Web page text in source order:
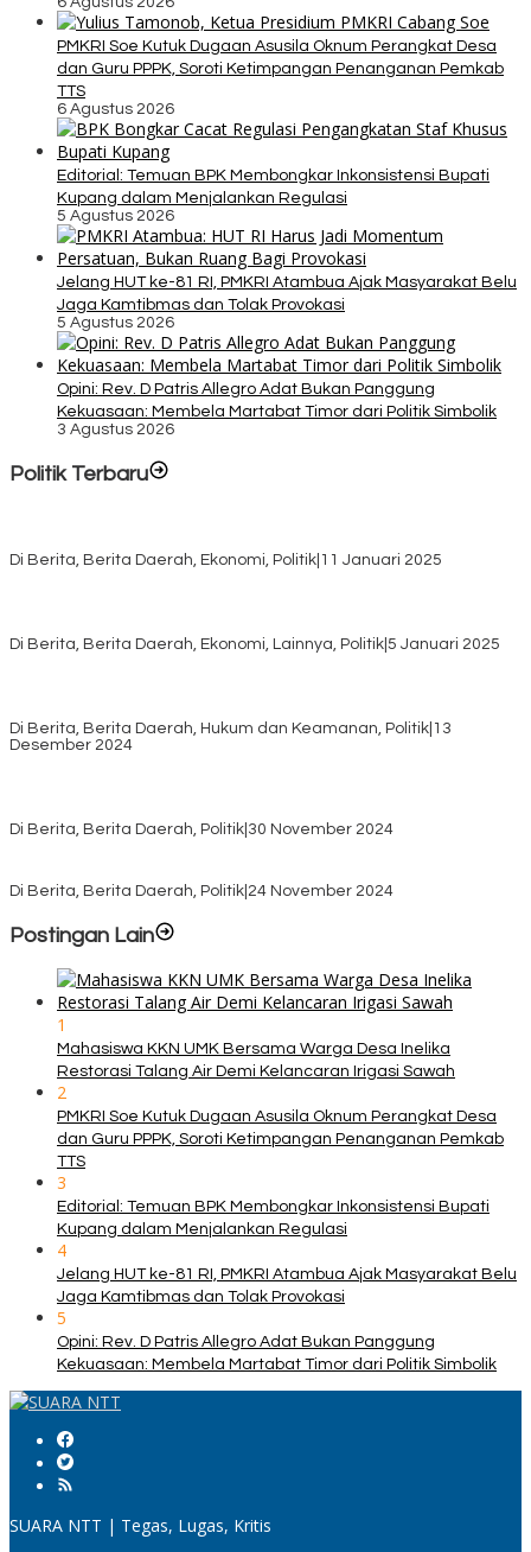
PMKRI Soe Kutuk Dugaan Asusila Oknum Perangkat Desa
dan Guru PPPK, Soroti Ketimpangan Penanganan Pemkab
TTS
6 Agustus 2026
Editorial: Temuan BPK Membongkar Inkonsistensi Bupati
Kupang dalam Menjalankan Regulasi
5 Agustus 2026
Jelang HUT ke-81 RI, PMKRI Atambua Ajak Masyarakat Belu
Jaga Kamtibmas dan Tolak Provokasi
5 Agustus 2026
Opini: Rev. D Patris Allegro Adat Bukan Panggung
Kekuasaan: Membela Martabat Timor dari Politik Simbolik
3 Agustus 2026
Politik Terbaru
Di Berita, Berita Daerah, Ekonomi, Politik 11 Januari 2025
Di Berita, Berita Daerah, Ekonomi, Lainnya, Politik 5 Januari 2025
Di Berita, Berita Daerah, Hukum dan Keamanan, Politik 13
Desember 2024
Di Berita, Berita Daerah, Politik 30 November 2024
Di Berita, Berita Daerah, Politik 24 November 2024
Postingan Lain
1
Mahasiswa KKN UMK Bersama Warga Desa Inelika
Restorasi Talang Air Demi Kelancaran Irigasi Sawah
2
PMKRI Soe Kutuk Dugaan Asusila Oknum Perangkat Desa
dan Guru PPPK, Soroti Ketimpangan Penanganan Pemkab
TTS
3
Editorial: Temuan BPK Membongkar Inkonsistensi Bupati
Kupang dalam Menjalankan Regulasi
4
Jelang HUT ke-81 RI, PMKRI Atambua Ajak Masyarakat Belu
Jaga Kamtibmas dan Tolak Provokasi
5
Opini: Rev. D Patris Allegro Adat Bukan Panggung
Kekuasaan: Membela Martabat Timor dari Politik Simbolik
SUARA NTT | Tegas, Lugas, Kritis